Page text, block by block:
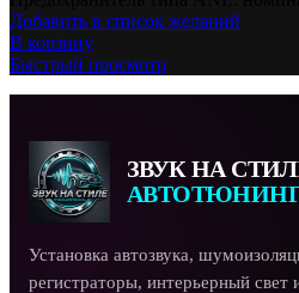
Добавить в список желаний
В корзину
Быстрый просмотр
ЗВУК НА
Установка автозвука,
регистраторы, интерьерный свет